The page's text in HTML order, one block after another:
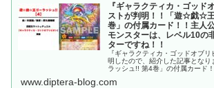
『ギャラクティカ・ゴッド
ストが判明！！「遊☆戯☆
巻」の付属カード！！主人
モンスターは、レベル10の
ターですね！！
『ギャラクティカ・ゴッドオブ
明したので、紹介した記事とな
ラッシュ!! 第4巻」の付属カード
すね！！
www.diptera-blog.com